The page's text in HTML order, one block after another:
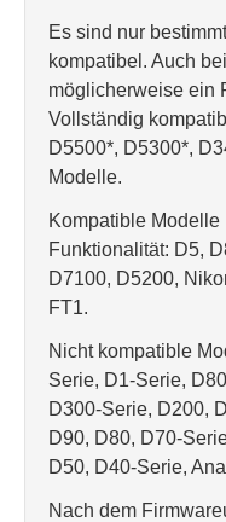
Es sind nur
kompatibel. Auch
möglicherweise ein
Vollständig
D5500*, D5300*,
Modelle.
Kompatible
Funktionalität: D5,
D7100, D5200,
FT1.
Nicht kompatible
Serie, D1-Serie,
D300-Serie, D200,
D90, D80, D70-
D50, D40-Serie,
Nach dem